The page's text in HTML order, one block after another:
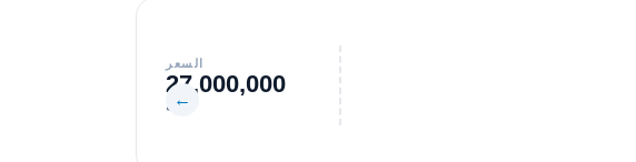
السعر
27,000,000
جنيه
←